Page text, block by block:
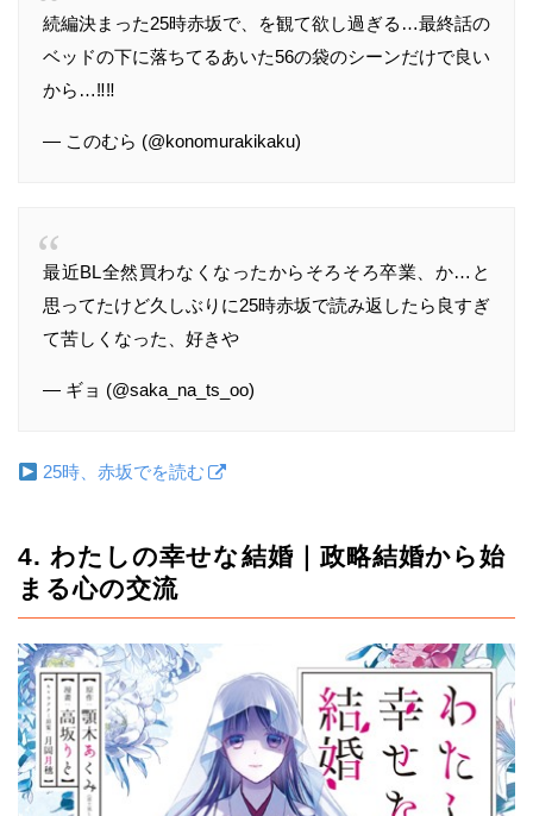
続編決まった25時赤坂で、を観て欲し過ぎる…最終話の
ベッドの下に落ちてるあいた56の袋のシーンだけで良い
から…‼︎‼︎
— このむら (@konomurakikaku)
最近BL全然買わなくなったからそろそろ卒業、か…と
思ってたけど久しぶりに25時赤坂で読み返したら良すぎ
て苦しくなった、好きや
— ギョ (@saka_na_ts_oo)
25時、赤坂でを読む
4. わたしの幸せな結婚｜政略結婚から始
まる心の交流